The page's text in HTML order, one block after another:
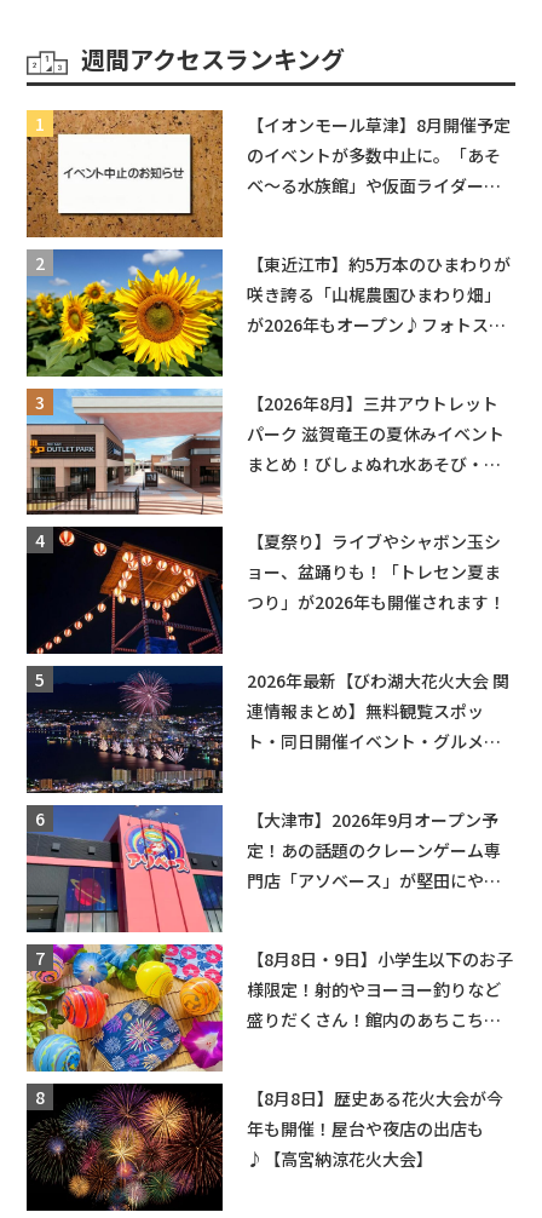
週間アクセスランキング
【イオンモール草津】8月開催予定
のイベントが多数中止に。「あそ
べ〜る水族館」や仮面ライダーシ
【東近江市】約5万本のひまわりが
咲き誇る「山梶農園ひまわり畑」
が2026年もオープン♪フォトスポ
【2026年8月】三井アウトレット
パーク 滋賀竜王の夏休みイベント
まとめ！びしょぬれ水あそび・激
【夏祭り】ライブやシャボン玉シ
ョー、盆踊りも！「トレセン夏ま
つり」が2026年も開催されます！
2026年最新【びわ湖大花火大会 関
連情報まとめ】無料観覧スポッ
ト・同日開催イベント・グルメマ
【大津市】2026年9月オープン予
定！あの話題のクレーンゲーム専
門店「アソベース」が堅田にやっ
【8月8日・9日】小学生以下のお子
様限定！射的やヨーヨー釣りなど
盛りだくさん！館内のあちこちに
【8月8日】歴史ある花火大会が今
年も開催！屋台や夜店の出店も
♪【高宮納涼花火大会】